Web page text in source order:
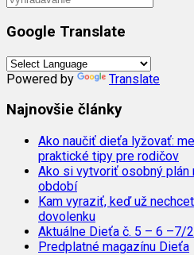
Google Translate
Powered by Translate
Najnovšie články
Ako naučiť dieťa lyžovať:
praktické tipy pre rodičov
Ako si vytvoriť osobný plán
období
Kam vyraziť, keď už
dovolenku
Aktuálne Dieťa č. 5 – 6 –7/
Predplatné magazínu Dieťa